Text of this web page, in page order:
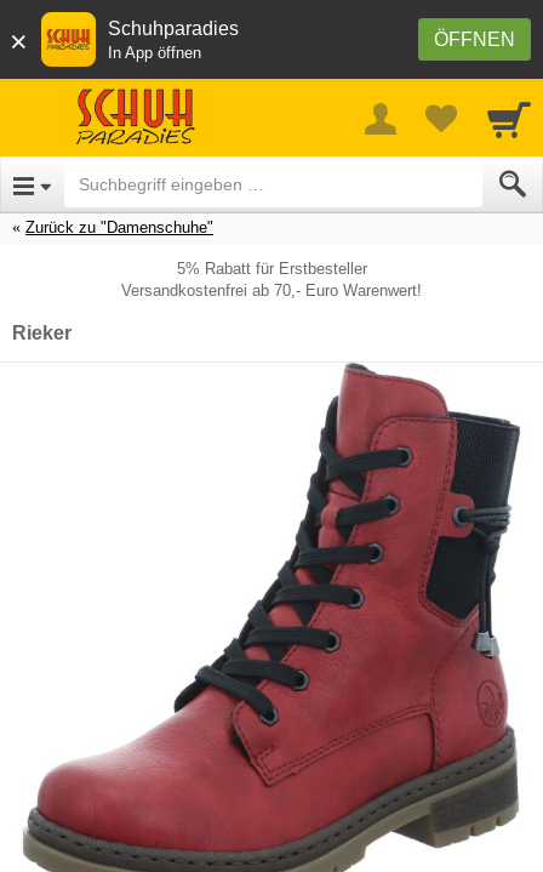
× ÖFFNEN
Schuhparadies
In App öffnen
Zurück zu "Damenschuhe"
5% Rabatt für Erstbesteller
Versandkostenfrei ab 70,- Euro Warenwert!
Rieker